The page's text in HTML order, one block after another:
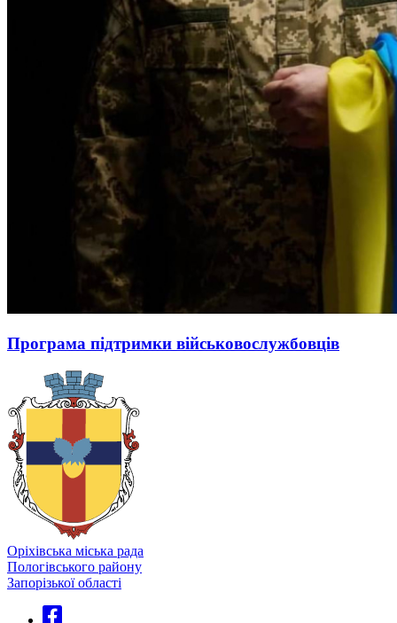
Програма підтримки військовослужбовців
Оріхівська міська рада
Пологівського району
Запорізької області